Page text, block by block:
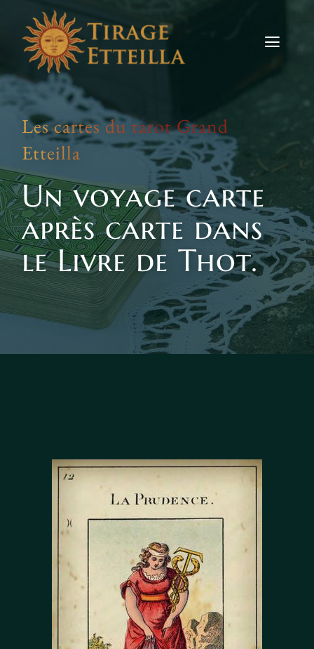
content
Toggle
Tirages
Etteilla
Signes
Actus
Contact
TIRER LES CARTES
Facebook
Les cartes du tarot Grand
Etteilla
Un voyage carte
après carte dans
le Livre de Thot.